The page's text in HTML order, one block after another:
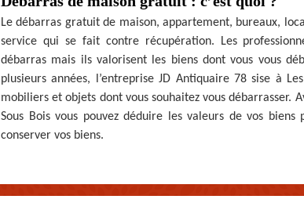
Le débarras gratuit de maison, appartement, bureaux,
service qui se fait contre récupération. Les
débarras mais ils valorisent les biens dont vous vous
plusieurs années, l’entreprise JD Antiquaire 78 sise à
mobiliers et objets dont vous souhaitez vous débarrasser.
Sous Bois vous pouvez déduire les valeurs de vos
conserver vos biens.